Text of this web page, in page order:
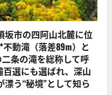
坂市の四阿山北麓に位
動滝（落差89m）と
条の滝を総称して呼
選にも選ばれ、深山
う“秘境”として知ら